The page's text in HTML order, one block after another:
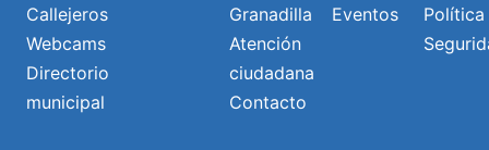
Callejeros
Webcams
Directorio
municipal
Granadilla
Atención
ciudadana
Contacto
Eventos
Política